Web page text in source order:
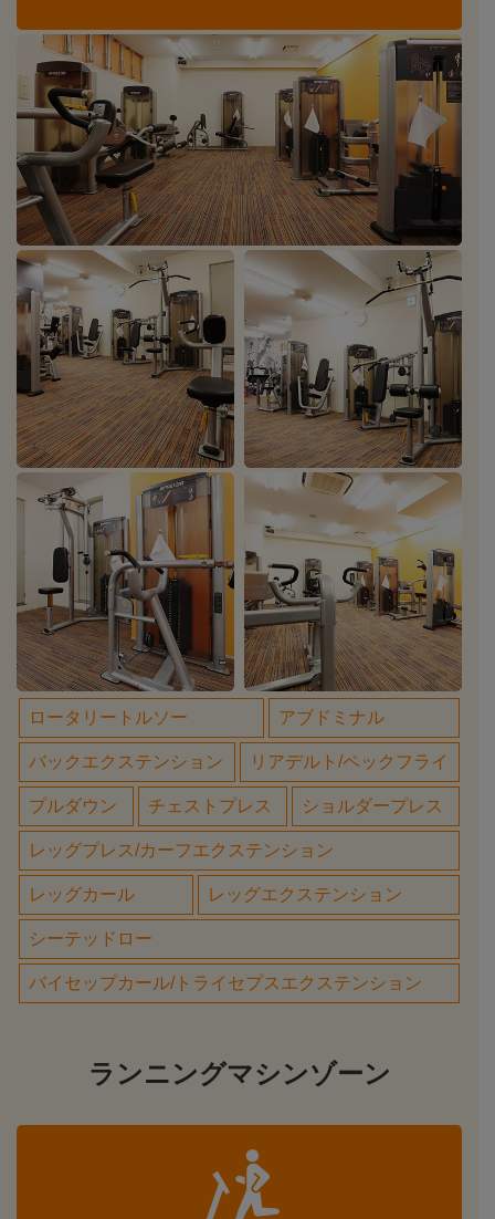
ロータリートルソー アブドミナル
バックエクステンション リアデルト/ペックフライ
プルダウン チェストプレス ショルダープレス
レッグプレス/カーフエクステンション
レッグカール レッグエクステンション
シーテッドロー
バイセップカール/トライセプスエクステンション
ランニングマシンゾーン